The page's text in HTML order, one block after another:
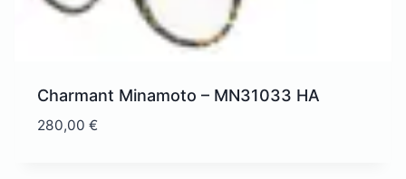
Charmant Minamoto – MN31033 HA
280,00€